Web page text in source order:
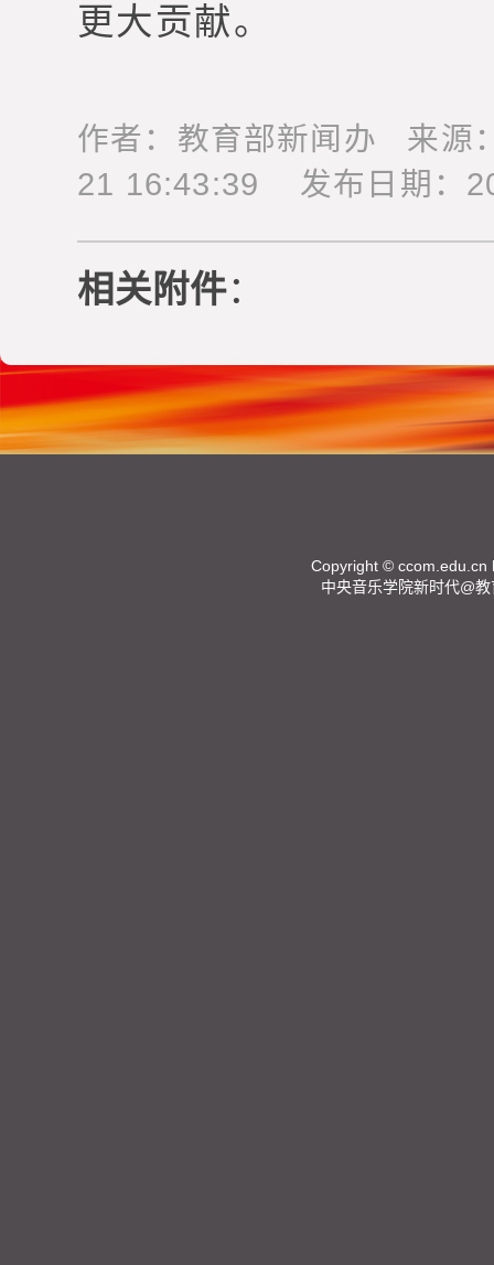
更大贡献。
作者：教育部新闻办 来源
21 16:43:39 发布日期：
相关附件：
Copyright © ccom.edu.cn
中央音乐学院新时代@